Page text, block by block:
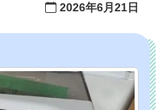
2026年6月21日